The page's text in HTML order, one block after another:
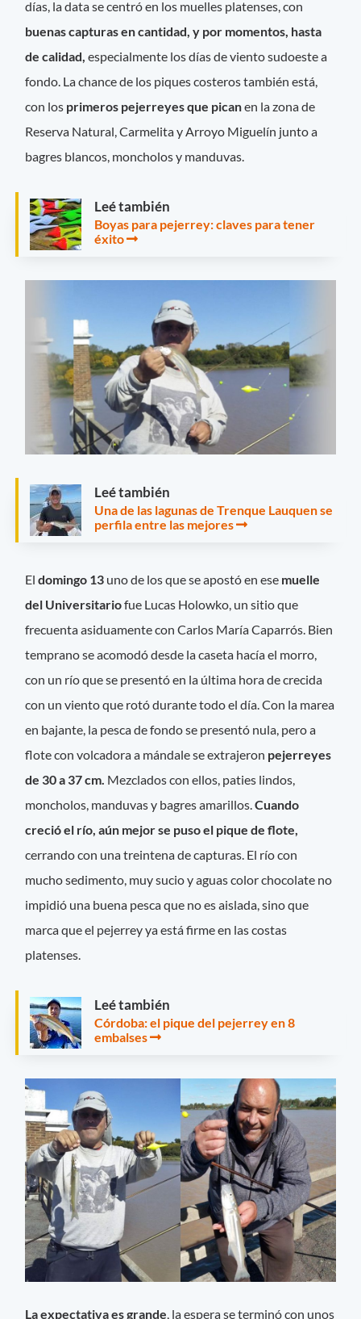
días, la data se centró en los muelles platenses, con
buenas capturas en cantidad, y por momentos, hasta
de calidad,especialmente los días de viento sudoeste a
fondo. La chance de los piques costeros también está,
con los primeros pejerreyes que picanen la zona de
Reserva Natural, Carmelita y Arroyo Miguelín junto a
bagres blancos, moncholos y manduvas.
Leé también
Boyas para pejerrey: claves para tener
éxito
Leé también
Una de las lagunas de Trenque Lauquen se
perfila entre las mejores
Eldomingo 13 uno de los que se apostó en ese muelle
del Universitariofue Lucas Holowko, un sitio que
frecuenta asiduamente con Carlos María Caparrós. Bien
temprano se acomodó desde la caseta hacía el morro,
con un río que se presentó en la última hora de crecida
con un viento que rotó durante todo el día. Con la marea
en bajante, la pesca de fondo se presentó nula, pero a
flote con volcadora a mándale se extrajeron pejerreyes
de 30 a 37 cm. Mezclados con ellos, paties lindos,
moncholos, manduvas y bagres amarillos.Cuando
creció el río, aún mejor se puso el pique de flote,
cerrando con una treintena de capturas. El río con
mucho sedimento, muy sucio y aguas color chocolate no
impidió una buena pesca que no es aislada, sino que
marca que el pejerrey ya está firme en las costas
platenses.
Leé también
Córdoba: el pique del pejerrey en 8
embalses
La expectativa es grande, la espera se terminó con unos